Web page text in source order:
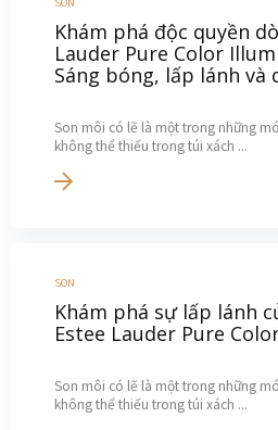
Khám phá độc quyền
Lauder Pure Color
Sáng bóng, lấp lánh và
Son môi có lẽ là một trong những
không thể thiếu trong túi xách ...
SON
Khám phá sự lấp lánh
Estee Lauder Pure
Son môi có lẽ là một trong những
không thể thiếu trong túi xách ...